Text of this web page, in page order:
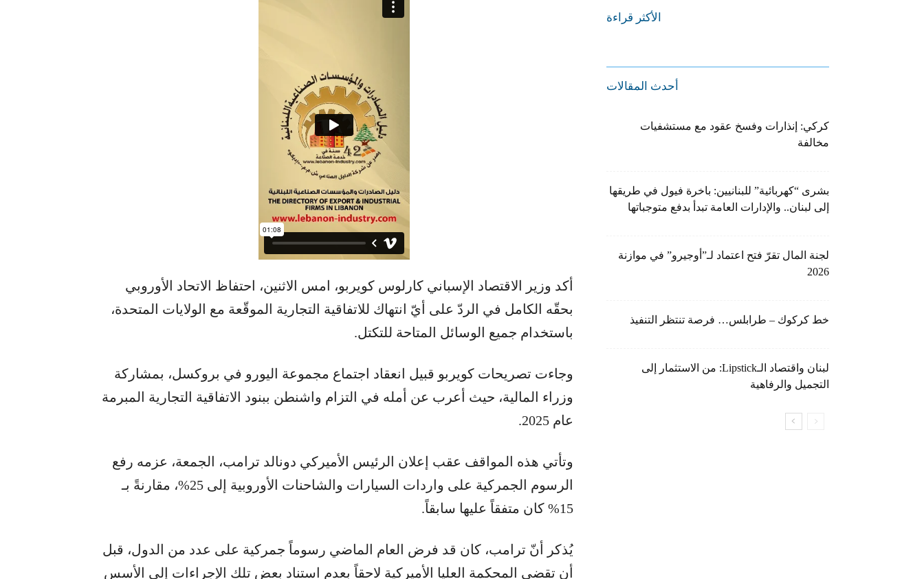
أكد وزير الاقتصاد الإسباني كارلوس كويربو، امس الاثنين، احتفاظ الاتحاد الأوروبي
بحقّه الكامل في الردّ على أيّ انتهاك للاتفاقية التجارية الموقّعة مع الولايات المتحدة،
باستخدام جميع الوسائل المتاحة للتكتل.
وجاءت تصريحات كويربو قبيل انعقاد اجتماع مجموعة اليورو في بروكسل، بمشاركة
وزراء المالية، حيث أعرب عن أمله في التزام واشنطن ببنود الاتفاقية التجارية المبرمة
عام 2025.
وتأتي هذه المواقف عقب إعلان الرئيس الأميركي دونالد ترامب، الجمعة، عزمه رفع
الرسوم الجمركية على واردات السيارات والشاحنات الأوروبية إلى 25%، مقارنةً بـ
15% كان متفقاً عليها سابقاً.
يُذكر أنّ ترامب، كان قد فرض العام الماضي رسوماً جمركية على عدد من الدول، قبل
أن تقضي المحكمة العليا الأميركية لاحقاً بعدم استناد بعض تلك الإجراءات إلى الأسس
الأكثر قراءة
أحدث المقالات
كركي: إنذارات وفسخ عقود مع مستشفيات
مخالفة
بشرى “كهربائية” للبنانيين: باخرة فيول في طريقها
إلى لبنان.. والإدارات العامة تبدأ بدفع متوجباتها
لجنة المال تقرّ فتح اعتماد لـ”أوجيرو” في موازنة
2026
خط كركوك – طرابلس… فرصة تنتظر التنفيذ
لبنان واقتصاد الـLipstick: من الاستثمار إلى
التجميل والرفاهية